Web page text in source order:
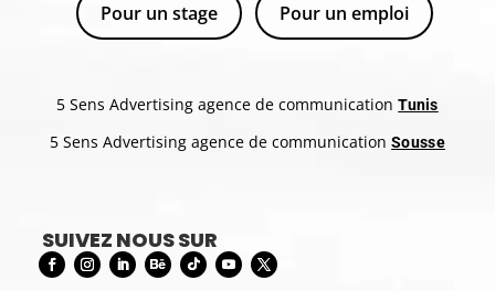
Pour un stage Pour un emploi
5 Sens Advertising agence de communicationTunis
5 Sens Advertising agence de communicationSousse
SUIVEZ NOUS SUR